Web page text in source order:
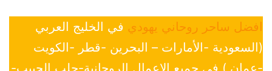
افضل ساحر روحاني يهودي في الخليج العربي
(السعودية -الأمارات – البحرين -قطر -الكويت
-عمان ) في جميع الإعمال الروحانية-جلب الحبيب-